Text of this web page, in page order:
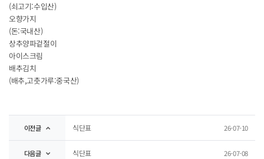
(쇠고기:수입산)
오향가지
(돈:국내산)
상추양파겉절이
아이스크림
배추김치
(배추,고춧가루:중국산)
이전글 식단표 26-07-10
다음글 식단표 26-07-08